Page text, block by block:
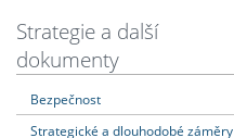
Dozvědět se více
Podat přihlášku
Dozvědět se více
Dozvědět se více
Dozvědět se více
Strategie a další
dokumenty
Bezpečnost
Strategické a dlouhodobé záměry